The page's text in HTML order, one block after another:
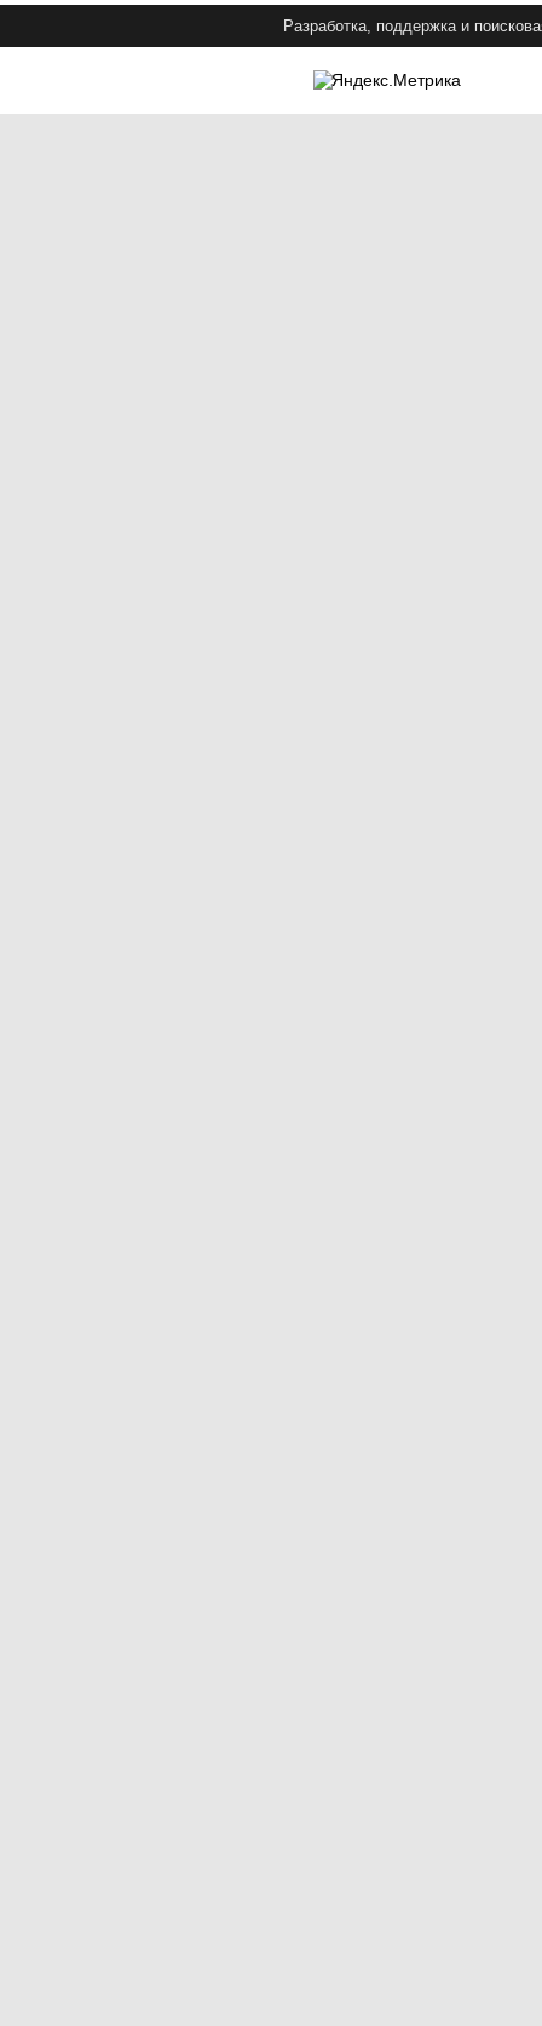
Разработка, поддержка и